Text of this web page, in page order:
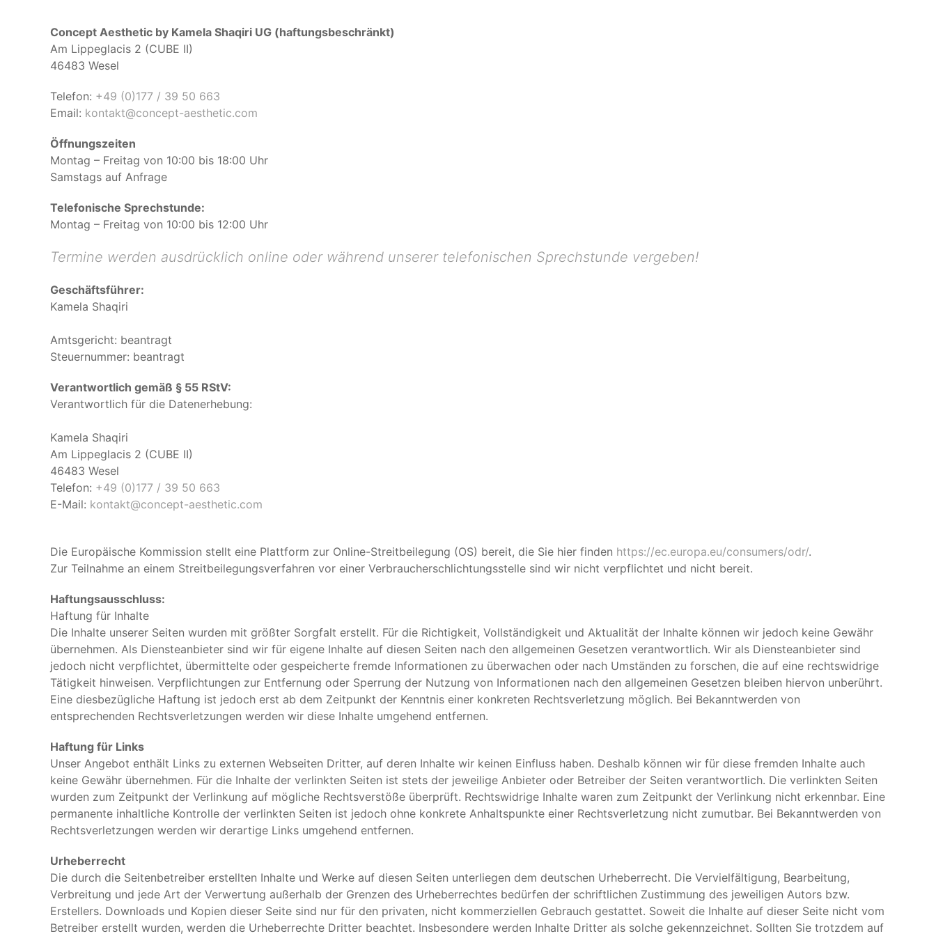
Concept Aesthetic by Kamela Shaqiri UG (haftungsbeschränkt)
Am Lippeglacis 2 (CUBE II)
46483 Wesel
Telefon: +49 (0)177 / 39 50 663
Email: kontakt@concept-aesthetic.com
Öffnungszeiten
Montag – Freitag von 10:00 bis 18:00 Uhr
Samstags auf Anfrage
Telefonische Sprechstunde:
Montag – Freitag von 10:00 bis 12:00 Uhr
Termine werden ausdrücklich online oder während unserer telefonischen Sprechstunde vergeben!
Geschäftsführer:
Kamela Shaqiri
Amtsgericht: beantragt
Steuernummer: beantragt
Verantwortlich gemäß § 55 RStV:
Verantwortlich für die Datenerhebung:
Kamela Shaqiri
Am Lippeglacis 2 (CUBE II)
46483 Wesel
Telefon: +49 (0)177 / 39 50 663
E-Mail: kontakt@concept-aesthetic.com
Die Europäische Kommission stellt eine Plattform zur Online-Streitbeilegung (OS) bereit, die Sie hier finden https://ec.europa.eu/consumers/odr/.
Zur Teilnahme an einem Streitbeilegungsverfahren vor einer Verbraucherschlichtungsstelle sind wir nicht verpflichtet und nicht bereit.
Haftungsausschluss:
Haftung für Inhalte
Die Inhalte unserer Seiten wurden mit größter Sorgfalt erstellt. Für die Richtigkeit, Vollständigkeit und Aktualität der Inhalte können wir jedoch keine Gewähr
übernehmen. Als Diensteanbieter sind wir für eigene Inhalte auf diesen Seiten nach den allgemeinen Gesetzen verantwortlich. Wir als Diensteanbieter sind
jedoch nicht verpflichtet, übermittelte oder gespeicherte fremde Informationen zu überwachen oder nach Umständen zu forschen, die auf eine rechtswidrige
Tätigkeit hinweisen. Verpflichtungen zur Entfernung oder Sperrung der Nutzung von Informationen nach den allgemeinen Gesetzen bleiben hiervon unberührt.
Eine diesbezügliche Haftung ist jedoch erst ab dem Zeitpunkt der Kenntnis einer konkreten Rechtsverletzung möglich. Bei Bekanntwerden von
entsprechenden Rechtsverletzungen werden wir diese Inhalte umgehend entfernen.
Haftung für Links
Unser Angebot enthält Links zu externen Webseiten Dritter, auf deren Inhalte wir keinen Einfluss haben. Deshalb können wir für diese fremden Inhalte auch
keine Gewähr übernehmen. Für die Inhalte der verlinkten Seiten ist stets der jeweilige Anbieter oder Betreiber der Seiten verantwortlich. Die verlinkten Seiten
wurden zum Zeitpunkt der Verlinkung auf mögliche Rechtsverstöße überprüft. Rechtswidrige Inhalte waren zum Zeitpunkt der Verlinkung nicht erkennbar. Eine
permanente inhaltliche Kontrolle der verlinkten Seiten ist jedoch ohne konkrete Anhaltspunkte einer Rechtsverletzung nicht zumutbar. Bei Bekanntwerden von
Rechtsverletzungen werden wir derartige Links umgehend entfernen.
Urheberrecht
Die durch die Seitenbetreiber erstellten Inhalte und Werke auf diesen Seiten unterliegen dem deutschen Urheberrecht. Die Vervielfältigung, Bearbeitung,
Verbreitung und jede Art der Verwertung außerhalb der Grenzen des Urheberrechtes bedürfen der schriftlichen Zustimmung des jeweiligen Autors bzw.
Erstellers. Downloads und Kopien dieser Seite sind nur für den privaten, nicht kommerziellen Gebrauch gestattet. Soweit die Inhalte auf dieser Seite nicht vom
Betreiber erstellt wurden, werden die Urheberrechte Dritter beachtet. Insbesondere werden Inhalte Dritter als solche gekennzeichnet. Sollten Sie trotzdem auf